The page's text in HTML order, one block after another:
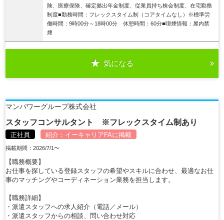
険、医療保険、確定拠出年金制度、従業員持ち株会制度、在宅勤務
制度■勤務時間：フレックスタイム制（コアタイムなし）※標準労
働時間：9時00分～18時00分 休憩時間：60分■喫煙情報：屋内禁
煙
気になる
マンパワーグループ株式会社
スタッフコンサルタント ※フレックスタイム制あり
正社員 紹介： イーキャリアFAに掲載
掲載期間：2026/7/1〜
【職務概要】
お仕事を探している登録スタッフの希望やスキルに合わせ、最適なお仕
事のマッチングやコーディネーション業務を担当します。
【職務詳細】
・派遣スタッフへの求人紹介（電話／メール）
・派遣スタッフからの相談、問い合わせ対応